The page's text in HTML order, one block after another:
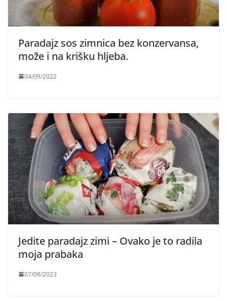
Paradajz sos zimnica bez konzervansa,
može i na krišku hljeba.
04/09/2022
Jedite paradajz zimi – Ovako je to radila
moja prabaka
07/09/2023